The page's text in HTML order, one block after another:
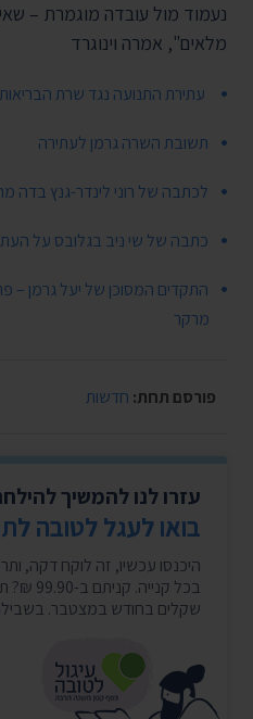
נעמוד מול עובדה מוגמרת –
מלאים", אמרה וינוגרד
עתירת התנועה נגד שרת הבריאות
תשובת השרה גרמן לעתירה
לכתבה של רוני לינדר-גנץ בדה
כתבה של שי ניב בגלובס על
התקדים המסוכן של יעל גרמן –
מרקר
פורסם תחת: חדשות
עזרו לנו להמשיך
בואו לעגל לטובה
היכנסו עכשיו, זה לוקח דקה,
שקלים בחודש במצטבר.